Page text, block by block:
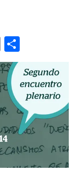
E
m
ai
l
m
p
ar
ti
r